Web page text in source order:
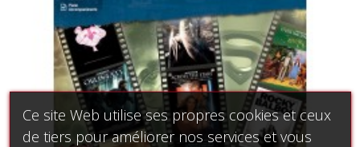
Ce site Web utilise ses propres cookies et ceux
de tiers pour améliorer nos services et vous